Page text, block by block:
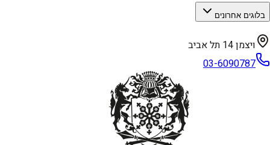
בלוגים אחרונים
ויצמן 14 תל אביב
03-6090787